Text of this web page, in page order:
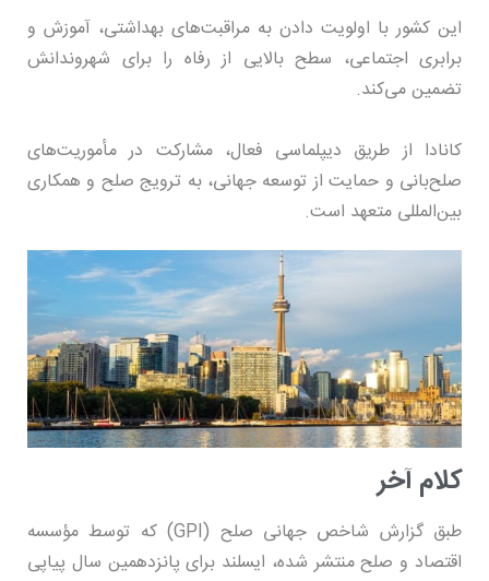
این کشور با اولویت دادن به مراقبت‌های بهداشتی، آموزش و
برابری اجتماعی، سطح بالایی از رفاه را برای شهروندانش
تضمین می‌کند.
کانادا از طریق دیپلماسی فعال، مشارکت در مأموریت‌های
صلح‌بانی و حمایت از توسعه جهانی، به ترویج صلح و همکاری
بین‌المللی متعهد است.
کلام آخر
طبق گزارش شاخص جهانی صلح (GPI) که توسط مؤسسه
اقتصاد و صلح منتشر شده، ایسلند برای پانزدهمین سال پیاپی